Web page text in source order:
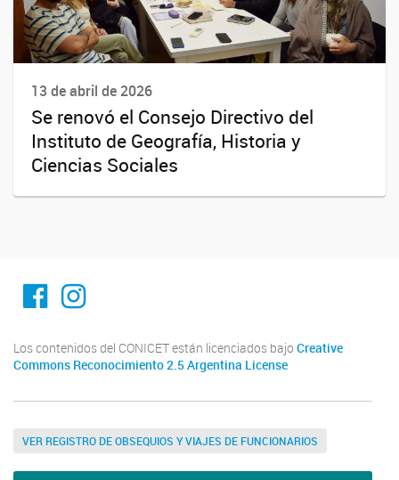
13 de abril de 2026
Se renovó el Consejo Directivo del
Instituto de Geografía, Historia y
Ciencias Sociales
Facebook
Instagram
Los contenidos del CONICET están licenciados bajo Creative
Commons Reconocimiento 2.5 Argentina License
VER REGISTRO DE OBSEQUIOS Y VIAJES DE FUNCIONARIOS